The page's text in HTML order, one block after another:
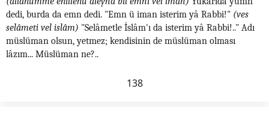
dedi, burda da emn dedi. "Emn ü iman isterim yâ Rabbi!" (ves
selâmeti vel islâm) "Selâmetle İslâm'ı da isterim yâ Rabbi!.." Adı
müslüman olsun, yetmez; kendisinin de müslüman olması
lâzım... Müslüman ne?..
138